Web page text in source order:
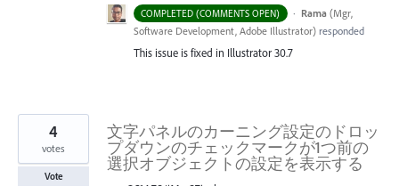
COMPLETED (COMMENTS OPEN) · Rama (Mgr,
Software Development, Adobe Illustrator) responded
This issue is fixed in Illustrator 30.7
文字パネルのカーニング設定のドロッ
プダウンのチェックマークが1つ前の
選択オブジェクトの設定を表示する
4
votes
Vote